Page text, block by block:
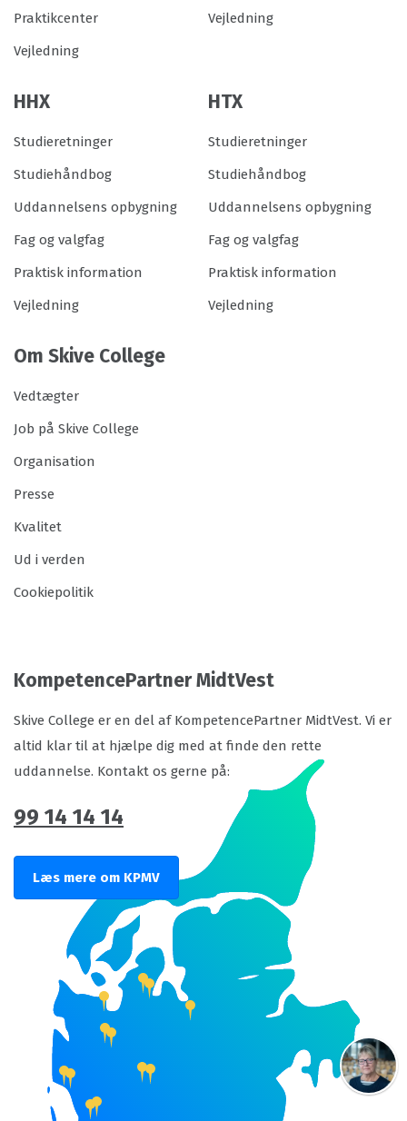
Praktikcenter
Vejledning
Vejledning
HHX
Studieretninger
Studiehåndbog
Uddannelsens opbygning
Fag og valgfag
Praktisk information
Vejledning
HTX
Studieretninger
Studiehåndbog
Uddannelsens opbygning
Fag og valgfag
Praktisk information
Vejledning
Om Skive College
Vedtægter
Job på Skive College
Organisation
Presse
Kvalitet
Ud i verden
Cookiepolitik
KompetencePartner MidtVest
Skive College er en del af KompetencePartner MidtVest. Vi er
altid klar til at hjælpe dig med at finde den rette
uddannelse. Kontakt os gerne på:
99 14 14 14
Læs mere om KPMV